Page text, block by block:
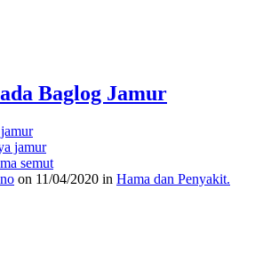
Baglog Jamur
jamur
semut
on 11/04/2020 in Hama dan Penyakit.